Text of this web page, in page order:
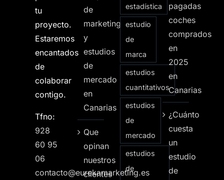
tu
proyecto.
Estaremos
encantados
de
colaborar
contigo.
Tfno:
928
60 95
06
contacto@eurekamarketing.es
de
marketing
y
estudios
de
mercado
en
Canarias
Que
opinan
nuestros
clientes
estadística
estudio
de
marca
estudios
cuantitativos
estudios
de
mercado
estudios
de
pagadas
coches
comprados
en
2025
en
Canarias
¿Cuánto
cuesta
un
estudio
de